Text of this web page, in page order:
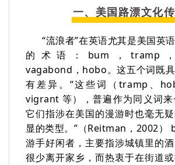
一、美国路漂文化
“流浪者”在英语尤其是美国英
的术语：bum，tramp，
vagabond，hobo。这五个词既
有差异。“这些词（tramp、
vigrant 等），普遍作为同义词来
它们指涉在美国的漫游时也毫无
显的类型。”（Reitman，2002）
游手好闲者，主要指涉城镇里的
很少离开家乡，而热衷于在街道